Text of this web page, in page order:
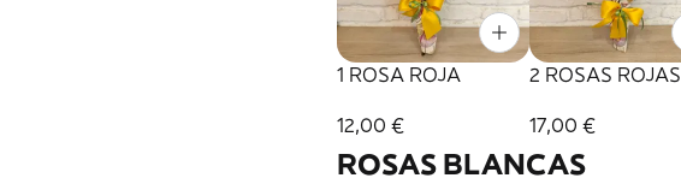
1 ROSA ROJA
12,00 €
2 ROSAS ROJAS
17,00 €
ROSAS BLANCAS